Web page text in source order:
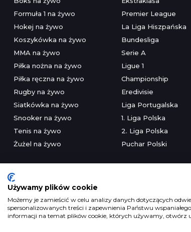
Formuła 1 na żywo
Hokej na żywo
Koszykówka na żywo
MMA na żywo
Piłka nożna na żywo
Piłka ręczna na żywo
Rugby na żywo
Siatkówka na żywo
Snooker na żywo
Tenis na żywo
Żużel na żywo
Premier League
La Liga Hiszpańska
Bundesliga
Serie A
Ligue 1
Championship
Eredivisie
Liga Portugalska
1. Liga Polska
2. Liga Polska
Puchar Polski
Używamy plików cookie
Możemy je zamieścić w celu analizy danych dotyczących
spersonalizowanych treści i zapewnienia Państwu
informacji na temat plików cookie, których używamy, otwórz